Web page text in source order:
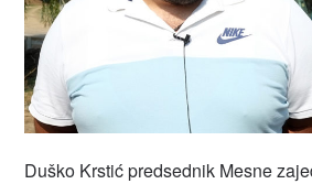
Duško Krstić predsednik Mesne